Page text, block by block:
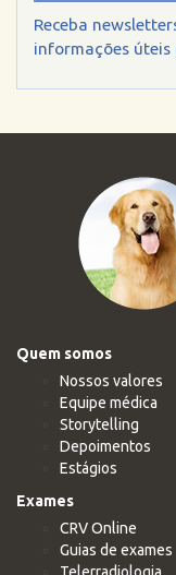
Receba
informações úteis
Quem somos
Nossos valores
Equipe médica
Storytelling
Depoimentos
Estágios
Exames
CRV Online
Guias de exames